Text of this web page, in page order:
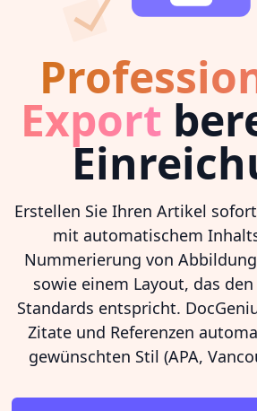
Export
Erstellen Sie Ihren Artikel
mit automatischem
Nummerierung von
sowie einem Layout, das
Standards entspricht.
Zitate und Referenzen
gewünschten Stil (APA,